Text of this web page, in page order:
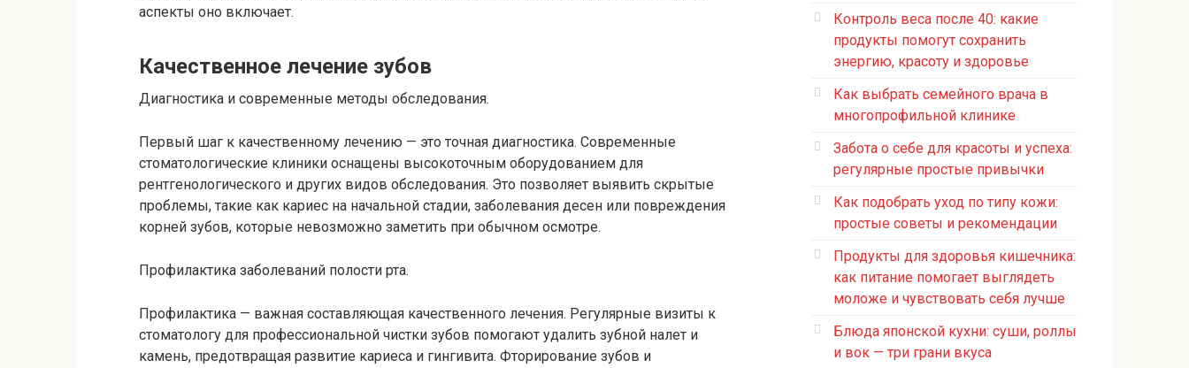
аспекты оно включает.
Качественное лечение зубов
Диагностика и современные методы обследования.
Первый шаг к качественному лечению — это точная диагностика. Современные
стоматологические клиники оснащены высокоточным оборудованием для
рентгенологического и других видов обследования. Это позволяет выявить скрытые
проблемы, такие как кариес на начальной стадии, заболевания десен или повреждения
корней зубов, которые невозможно заметить при обычном осмотре.
Профилактика заболеваний полости рта.
Профилактика — важная составляющая качественного лечения. Регулярные визиты к
стоматологу для профессиональной чистки зубов помогают удалить зубной налет и
камень, предотвращая развитие кариеса и гингивита. Фторирование зубов и
Контроль веса после 40: какие
продукты помогут сохранить
энергию, красоту и здоровье
Как выбрать семейного врача в
многопрофильной клинике
Забота о себе для красоты и успеха:
регулярные простые привычки
Как подобрать уход по типу кожи:
простые советы и рекомендации
Продукты для здоровья кишечника:
как питание помогает выглядеть
моложе и чувствовать себя лучше
Блюда японской кухни: суши, роллы
и вок — три грани вкуса